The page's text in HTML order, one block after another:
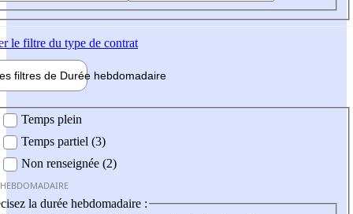
le filtre du type de contrat
filtres de Durée hebdomadaire
Temps plein
Temps partiel (3)
Non renseignée (2)
la durée hebdomadaire :